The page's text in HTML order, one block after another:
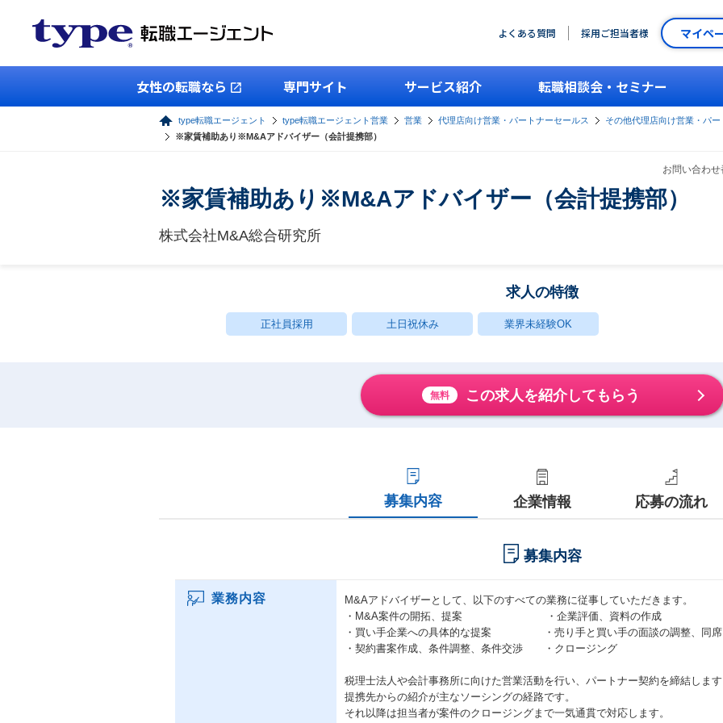
よくある質問 採用ご担当者様 マイペ
女性の転職なら 専門サイト サービス紹介 転職相談会・セミナー
type転職エージェント type転職エージェント営業 営業 代理店向け営業・パートナーセールス
その他代理店向け営業・パ
※家賃補助あり※M&Aアドバイザー（会計提携部）
お問い合わ
※家賃補助あり※M&Aアドバイザー（会計提携部）
株式会社M&A総合研究所
求人の特徴
正社員採用 土日祝休み 業界未経験OK
無料 この求人を紹介してもらう
募集内容 企業情報 応募の流れ
募集内容
業務内容
M&Aアドバイザーとして、以下のすべての業務に従事していただきます。
・M&A案件の開拓、提案 ・企業評価、資料の作成
・買い手企業への具体的な提案 ・売り手と買い手の面談の調整、同席
・契約書案作成、条件調整、条件交渉 ・クロージング
税理士法人や会計事務所に向けた営業活動を行い、パートナー契約を締結しま
提携先からの紹介が主なソーシングの経路です。
それ以降は担当者が案件のクロージングまで一気通貫で対応します。